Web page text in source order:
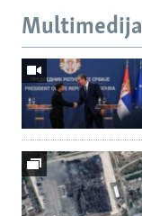
Multimedija